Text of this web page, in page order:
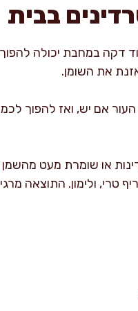
בבית
דקה במחבת יכולה להפוך
את השומן.
אם יש, ואז להפוך
או שומרת מעט
טרי, ולימון. התוצאה